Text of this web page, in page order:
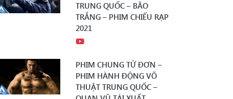
TRUNG QUỐC – BÃO
TRẮNG – PHIM CHIẾU RẠP
2021
PHIM CHUNG TỬ ĐƠN –
PHIM HÀNH ĐỘNG VÕ
THUẬT TRUNG QUỐC –